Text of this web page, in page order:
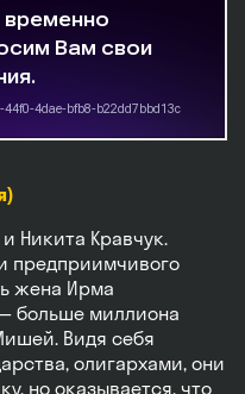
Никита Кравчук.
предприимчивого
жена Ирма
больше миллиона
Видя себя
олигархами, они
но оказывается, что